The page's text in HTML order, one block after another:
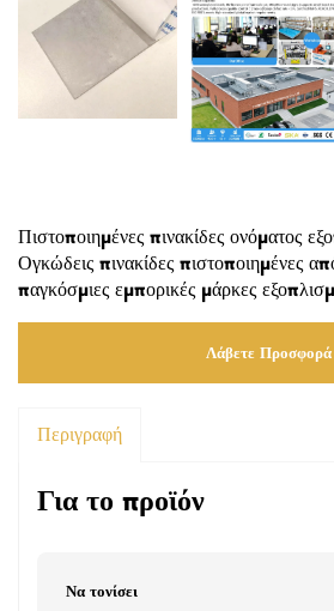
Πιστοποιημένες πινακίδες ονόματος
Ογκώδεις πινακίδες πιστοποιημένες
παγκόσμιες εμπορικές μάρκες
Λάβετε Προσφορά
Περιγραφή
Για το προϊόν
Να τονίσει